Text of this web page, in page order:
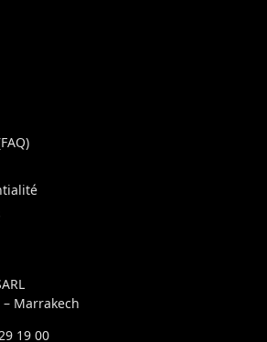
– Marrakech
19 00